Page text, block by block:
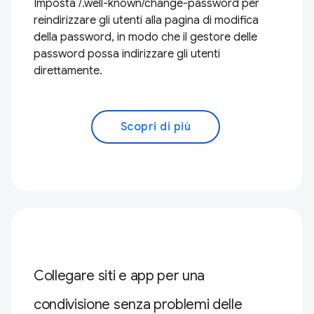
Imposta /.well-known/change-password per
reindirizzare gli utenti alla pagina di modifica
della password, in modo che il gestore delle
password possa indirizzare gli utenti
direttamente.
Scopri di più
Collegare siti e app per una
condivisione senza problemi delle